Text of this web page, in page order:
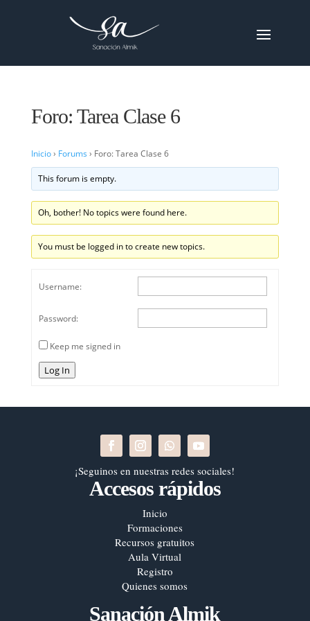
Foro: Tarea Clase 6
Inicio› Forums › Foro: Tarea Clase 6
This forum is empty.
Oh, bother! No topics were found here.
You must be logged in to create new topics.
Username:
Password:
Keep me signed in
Log In
¡Seguinos en nuestras redes sociales!
Accesos rápidos
Inicio
Formaciones
Recursos gratuitos
Aula Virtual
Registro
Quienes somos
Sanación Almik